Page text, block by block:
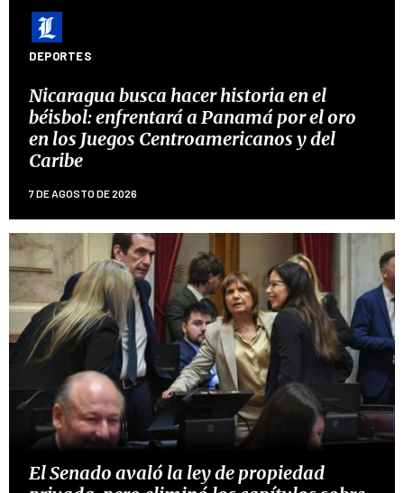
DEPORTES
Nicaragua busca hacer historia en el
béisbol: enfrentará a Panamá por el oro
en los Juegos Centroamericanos y del
Caribe
7 DE AGOSTO DE 2026
El Senado avaló la ley de propiedad